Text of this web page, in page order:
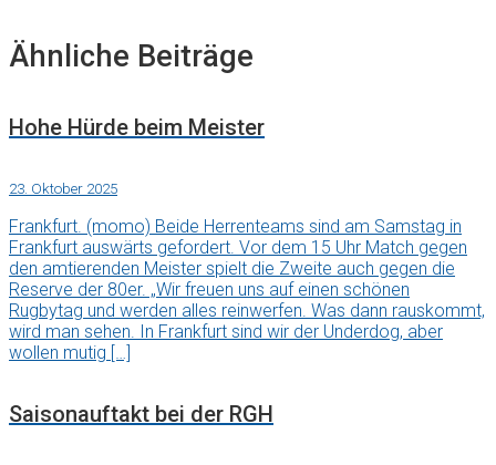
Ähnliche Beiträge
Hohe Hürde beim Meister
23. Oktober 2025
Frankfurt. (momo) Beide Herrenteams sind am Samstag in
Frankfurt auswärts gefordert. Vor dem 15 Uhr Match gegen
den amtierenden Meister spielt die Zweite auch gegen die
Reserve der 80er. „Wir freuen uns auf einen schönen
Rugbytag und werden alles reinwerfen. Was dann rauskommt,
wird man sehen. In Frankfurt sind wir der Underdog, aber
wollen mutig […]
Saisonauftakt bei der RGH